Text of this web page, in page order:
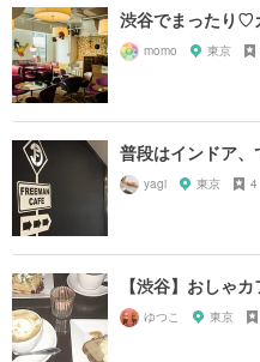
渋谷でまったり♡
momo 東京
普段はインドア、
yagi 東京 4
【渋谷】おしゃカ
ゆつこ 東京